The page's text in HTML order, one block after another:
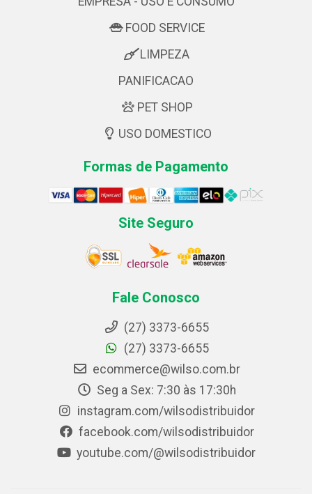
FOOD SERVICE
LIMPEZA
PANIFICACAO
PET SHOP
USO DOMESTICO
Formas de Pagamento
Site Seguro
Fale Conosco
(27) 3373-6655
(27) 3373-6655
ecommerce@wilso.com.br
Seg a Sex: 7:30 às 17:30h
instagram.com/wilsodistribuidor
facebook.com/wilsodistribuidor
youtube.com/@wilsodistribuidor